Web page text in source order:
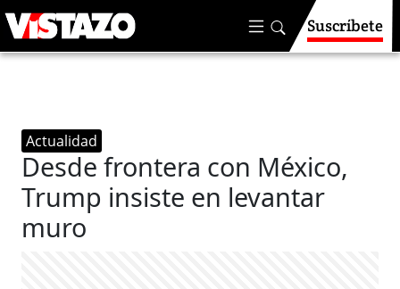
Suscríbete
Actualidad
Desde frontera con México,
Trump insiste en levantar
muro